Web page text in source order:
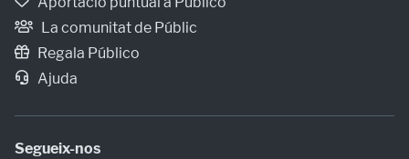
La comunitat de Públic
Regala Público
Ajuda
Segueix-nos